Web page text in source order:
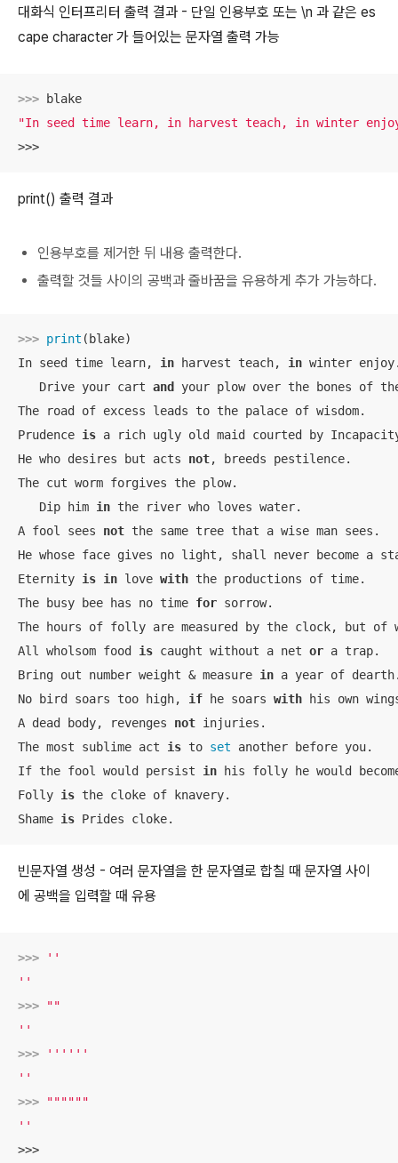
대화식 인터프리터 출력 결과 - 단일 인용부호 또는 \n 과 같은 es
cape character 가 들어있는 문자열 출력 가능
>>>
"In seed time learn, in harvest teach, in winter
>>>
print() 출력 결과
인용부호를 제거한 뒤 내용 출력한다.
출력할 것들 사이의 공백과 줄바꿈을 유용하게 추가 가능하다.
>>> print (blake)
In seed time learn, in harvest teach, in winter
   Drive your cart
and
your plow over the bones of
The road of excess leads to the palace of wisdom.
Prudence is a rich ugly old maid courted by
He who desires but acts not, breeds pestilence.
The cut worm forgives the plow.
   Dip him
in the river who loves water.
A fool sees not the same tree that a wise man sees.
He whose face gives no light, shall never become a
Eternity is in love with the productions of time.
The busy bee has no time for sorrow.
The hours of folly are measured by the clock, but of
All wholsom food is caught without a net or a trap.
Bring out number weight & measure in a year of
No bird soars too high, if he soars with his own
A dead body, revenges not injuries.
The most sublime act is to set another before you.
If the fool would persist in his folly he would
Folly is the cloke of knavery.
Shame is
빈문자열 생성 - 여러 문자열을 한 문자열로 합칠 때 문자열 사이
에 공백을 입력할 때 유용
>>>
''
''
>>>
""
''
>>>
''''''
''
>>>
""""""
''
>>>